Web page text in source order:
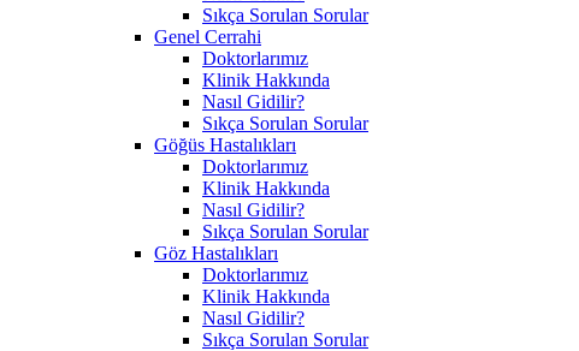
Sıkça Sorulan Sorular
Genel Cerrahi
Doktorlarımız
Klinik Hakkında
Nasıl Gidilir?
Sıkça Sorulan Sorular
Göğüs Hastalıkları
Doktorlarımız
Klinik Hakkında
Nasıl Gidilir?
Sıkça Sorulan Sorular
Göz Hastalıkları
Doktorlarımız
Klinik Hakkında
Nasıl Gidilir?
Sıkça Sorulan Sorular